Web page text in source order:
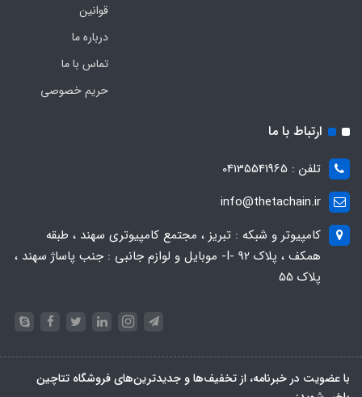
قوانین
درباره ما
تماس با ما
حریم خصوصی
ارتباط با ما
تلفن : 04135541965
info@thetachain.ir
کامپیوتر و شبکه : تبریز ، مجتمع کامپیوتری سهند ، طبقه
همکف ، پلاک 92 -I- موبایل و لوازم جانبی : جنب پاساژ سهند ،
پلاک 55
با عضویت در خبرنامه، از تخفیف‌ها و جدیدترین‌های فروشگاه تتاچین